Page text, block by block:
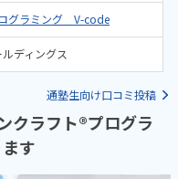
グラミング V-code
ディングス
通塾生向け口コミ投稿
クラフト®プログラ
す